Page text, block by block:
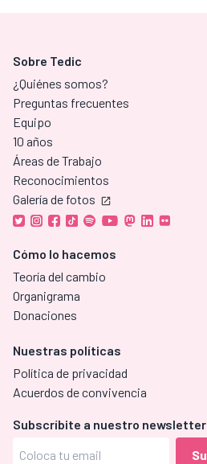
Sobre Tedic
¿Quiénes somos?
Preguntas frecuentes
Equipo
10 años
Áreas de Trabajo
Reconocimientos
Galería de fotos
Cómo lo hacemos
Teoría del cambio
Organigrama
Donaciones
Nuestras políticas
Política de privacidad
Acuerdos de convivencia
Subscríbite a nuestro newsletter